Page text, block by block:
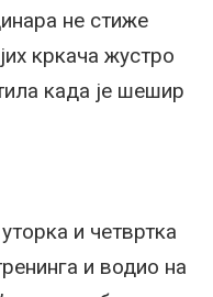
не стиже
кркача жустро
када је шешир
и четвртка
и водио на